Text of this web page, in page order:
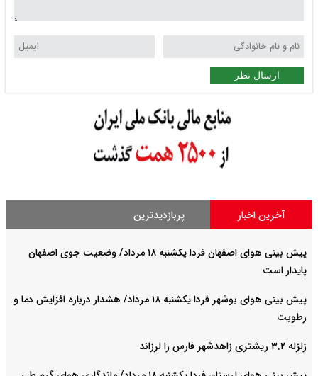
ارسال نظر
آخرین اخبار پربازدیدترین
پیش بینی هوای اصفهان فردا یکشنبه ۱۸ مرداد/ وضعیت جوی اصفهان
پایدار است
پیش بینی هوای بوشهر فردا یکشنبه ۱۸ مرداد/ هشدار درباره افزایش دما و
رطوبت
زلزله ۳.۲ ریشتری زاهدشهر فارس را لرزاند